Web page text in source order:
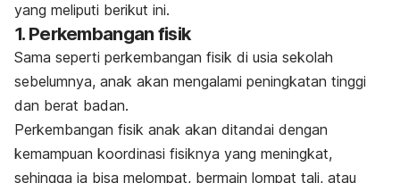
yang meliputi berikut ini.
1. Perkembangan fisik
Sama seperti perkembangan fisik di usia sekolah
sebelumnya, anak akan mengalami peningkatan tinggi
dan berat badan.
Perkembangan fisik anak akan ditandai dengan
kemampuan koordinasi fisiknya yang meningkat,
sehingga ia bisa melompat, bermain lompat tali, atau